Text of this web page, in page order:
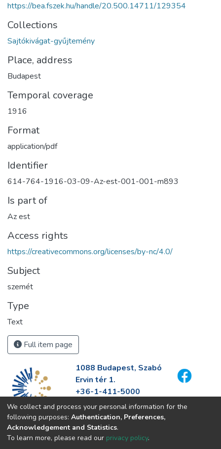
https://bea.fszek.hu/handle/20.500.14711/129354
Collections
Sajtókivágat-gyűjtemény
Place, address
Budapest
Temporal coverage
1916
Format
application/pdf
Identifier
614-764-1916-03-09-Az-est-001-001-m893
Is part of
Az est
Access rights
https://creativecommons.org/licenses/by-nc/4.0/
Subject
szemét
Type
Text
Full item page
1088 Budapest, Szabó
Ervin tér 1.
+36-1-411-5000
info@fszek.hu
https://fszek.hu
We collect and process your personal information for the
following purposes: Authentication, Preferences,
Acknowledgement and Statistics.
To learn more, please read our privacy policy.